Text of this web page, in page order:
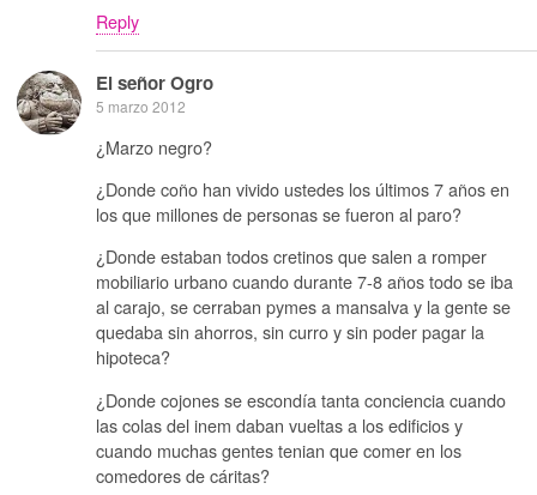
Reply
El señor Ogro
5 marzo 2012
¿Marzo negro?
¿Donde coño han vivido ustedes los últimos 7 años en
los que millones de personas se fueron al paro?
¿Donde estaban todos cretinos que salen a romper
mobiliario urbano cuando durante 7-8 años todo se iba
al carajo, se cerraban pymes a mansalva y la gente se
quedaba sin ahorros, sin curro y sin poder pagar la
hipoteca?
¿Donde cojones se escondía tanta conciencia cuando
las colas del inem daban vueltas a los edificios y
cuando muchas gentes tenian que comer en los
comedores de cáritas?